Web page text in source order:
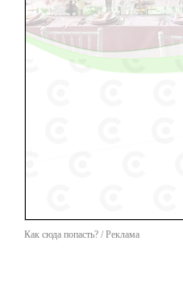
Как сюда попасть? / Реклама